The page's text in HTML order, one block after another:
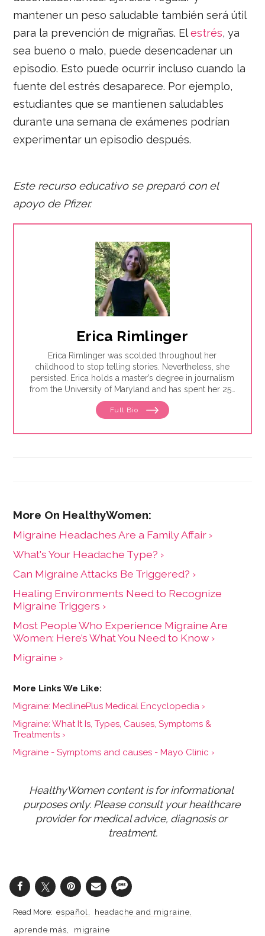
mantener un peso saludable también será útil
para la prevención de migrañas. Elestrés, ya
sea bueno o malo, puede desencadenar un
episodio. Esto puede ocurrir incluso cuando la
fuente del estrés desaparece. Por ejemplo,
estudiantes que se mantienen saludables
durante una semana de exámenes podrían
experimentar un episodio después.
Este recurso educativo se preparó con el
apoyo de Pfizer.
Erica Rimlinger
Erica Rimlinger was scolded throughout her
childhood to stop telling stories. Nevertheless, she
persisted. Erica holds a master’s degree in journalism
from the University of Maryland and has spent her 25-
year career telling stories for clients that have ranged
from nonprofit organizations to corporations, and
Full Bio
Migraine Headaches Are a Family Affair ›
What's Your Headache Type? ›
Can Migraine Attacks Be Triggered? ›
Healing Environments Need to Recognize
Migraine Triggers ›
Most People Who Experience Migraine Are
Women: Here’s What You Need to Know ›
Migraine ›
Migraine: MedlinePlus Medical Encyclopedia ›
Migraine: What It Is, Types, Causes, Symptoms &
Treatments ›
Migraine - Symptoms and causes - Mayo Clinic ›
HealthyWomen content is for informational
purposes only. Please consult your healthcare
provider for medical advice, diagnosis or
treatment.
español
headache and migraine
aprende más
migraine